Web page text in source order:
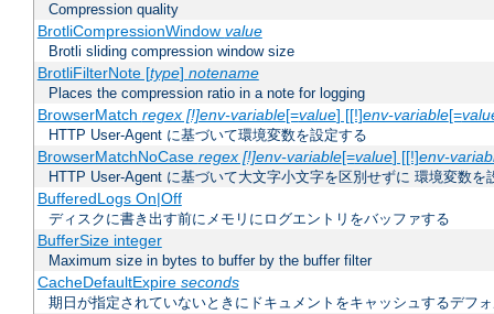
Compression quality
BrotliCompressionWindow value
Brotli sliding compression window size
BrotliFilterNote [type] notename
Places the compression ratio in a note for logging
BrowserMatch regex [!]env-variable[=value] [[!]env-variable[=
HTTP User-Agent に基づいて環境変数を設定する
BrowserMatchNoCase regex [!]env-variable[=value] [[!]env-
HTTP User-Agent に基づいて大文字小文字を区別せずに 環境変数を
BufferedLogs On|Off
ディスクに書き出す前にメモリにログエントリをバッファする
BufferSize integer
Maximum size in bytes to buffer by the buffer filter
CacheDefaultExpire seconds
期日が指定されていないときにドキュメントをキャッシュするデフ